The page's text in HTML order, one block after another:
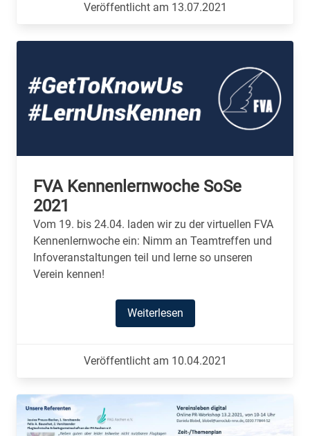
Veröffentlicht am 13.07.2021
FVA Kennenlernwoche SoSe
2021
Vom 19. bis 24.04. laden wir zu der virtuellen FVA
Kennenlernwoche ein: Nimm an Teamtreffen und
Infoveranstaltungen teil und lerne so unseren
Verein kennen!
Weiterlesen
Veröffentlicht am 10.04.2021